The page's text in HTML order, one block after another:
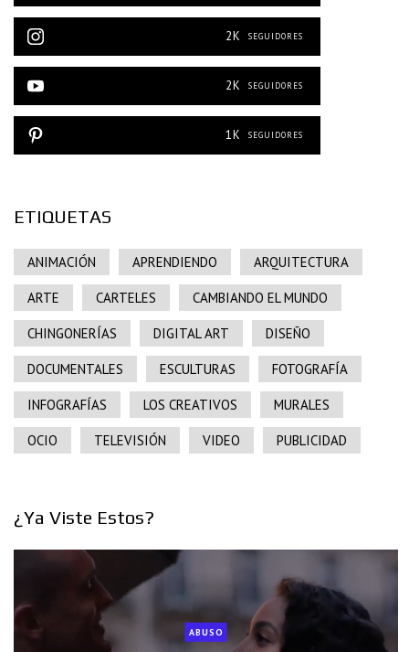
2K SEGUIDORES
2K SEGUIDORES
1K SEGUIDORES
ETIQUETAS
ANIMACIÓN APRENDIENDO ARQUITECTURA
ARTE CARTELES CAMBIANDO EL MUNDO
CHINGONERÍAS DIGITAL ART DISEÑO
DOCUMENTALES ESCULTURAS FOTOGRAFÍA
INFOGRAFÍAS LOS CREATIVOS MURALES
OCIO TELEVISIÓN VIDEO PUBLICIDAD
¿Ya Viste Estos?
ABUSO